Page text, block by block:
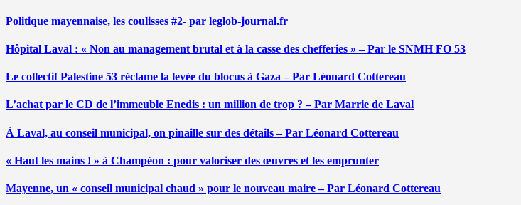
Politique mayennaise, les coulisses #2- par leglob-journal.fr
Hôpital Laval : « Non au management brutal et à la casse des chefferies » – Par le SNMH FO 53
Le collectif Palestine 53 réclame la levée du blocus à Gaza – Par Léonard Cottereau
L’achat par le CD de l’immeuble Enedis : un million de trop ? – Par Marrie de Laval
À Laval, au conseil municipal, on pinaille sur des détails – Par Léonard Cottereau
« Haut les mains ! » à Champéon : pour valoriser des œuvres et les emprunter
Mayenne, un « conseil municipal chaud » pour le nouveau maire – Par Léonard Cottereau